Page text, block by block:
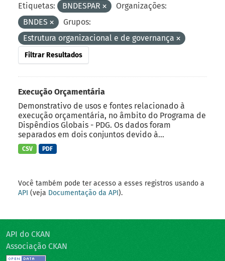
Etiquetas: BNDESPAR
Organizações:
BNDES
Grupos:
Estrutura organizacional e de governança
Filtrar Resultados
Execução Orçamentária
Demonstrativo de usos e fontes relacionado à
execução orçamentária, no âmbito do Programa de
Dispêndios Globais - PDG. Os dados foram
separados em dois conjuntos devido à...
CSV PDF
Você também pode ter acesso a esses registros usando a
API (veja Documentação da API).
API do CKAN
Associação CKAN